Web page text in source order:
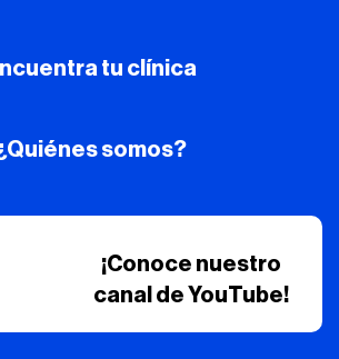
tu clínica
somos?
¡Conoce nuestro
canal de YouTube!